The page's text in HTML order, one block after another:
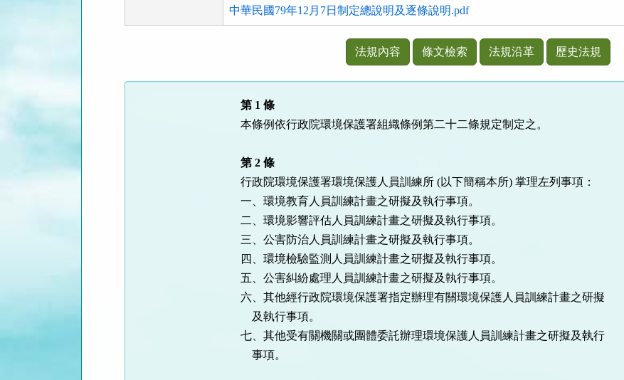
中華民國79年12月7日制定總說明及逐條說明.pdf
功
法規內容 條文檢索 法規沿革 歷史法規
第 1 條
本條例依行政院環境保護署組織條例第二十二條規定制定之。
第 2 條
行政院環境保護署環境保護人員訓練所 (以下簡稱本所) 掌理左列事項：
一、環境教育人員訓練計畫之研擬及執行事項。
二、環境影響評估人員訓練計畫之研擬及執行事項。
三、公害防治人員訓練計畫之研擬及執行事項。
四、環境檢驗監測人員訓練計畫之研擬及執行事項。
五、公害糾紛處理人員訓練計畫之研擬及執行事項。
六、其他經行政院環境保護署指定辦理有關環境保護人員訓練計畫之研擬
七、其他受有關機關或團體委託辦理環境保護人員訓練計畫之研擬及執行
    事項。